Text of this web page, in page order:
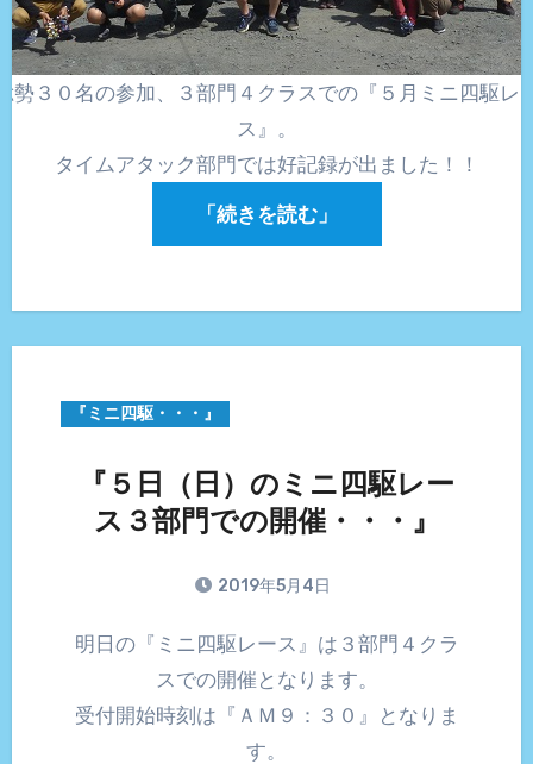
勢３０名の参加、３部門４クラスでの『５月ミニ四駆レ
ス』。
タイムアタック部門では好記録が出ました！！
「続きを読む」
『ミニ四駆・・・』
『５日（日）のミニ四駆レー
ス３部門での開催・・・』
2019年5月4日
明日の『ミニ四駆レース』は３部門４クラ
スでの開催となります。
受付開始時刻は『ＡＭ９：３０』となりま
す。